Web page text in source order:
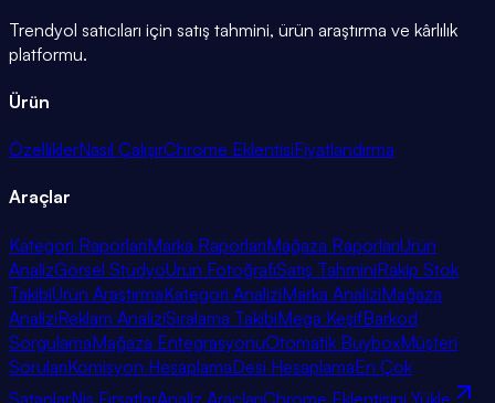
Trendyol satıcıları için satış tahmini, ürün araştırma ve kârlılık
platformu.
Ürün
ÖzelliklerNasıl ÇalışırChrome EklentisiFiyatlandırma
Araçlar
Kategori RaporlarıMarka RaporlarıMağaza RaporlarıÜrün
AnalizGörsel StüdyoÜrün FotoğrafıSatış TahminiRakip Stok
TakibiÜrün AraştırmaKategori AnaliziMarka AnaliziMağaza
AnaliziReklam AnaliziSıralama TakibiMega KeşifBarkod
SorgulamaMağaza EntegrasyonuOtomatik BuyboxMüşteri
SorularıKomisyon HesaplamaDesi HesaplamaEn Çok
SatanlarNiş FırsatlarAnaliz AraçlarıChrome Eklentisini Yükle